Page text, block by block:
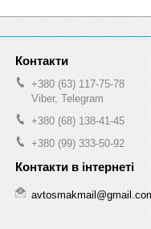
+380 (63) 117-75-78
Viber, Telegram
+380 (68) 138-41-45
+380 (99) 333-50-92